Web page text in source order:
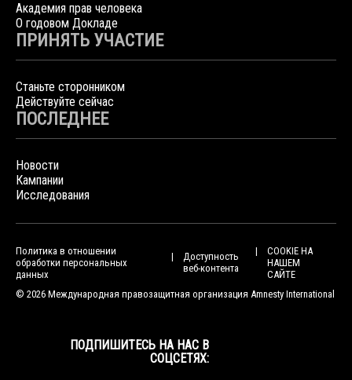
Академия прав человека
О годовом Докладе
ПРИНЯТЬ УЧАСТИЕ
Станьте сторонником
Действуйте сейчас
ПОСЛЕДНЕЕ
Новости
Кампании
Исследования
Политика в отношении
обработки персональных
данных
Доступность
веб-контента
COOKIE НА
НАШЕМ
САЙТЕ
© 2026 Международная правозащитная организация Amnesty International
ПОДПИШИТЕСЬ НА НАС В
СОЦСЕТЯХ: